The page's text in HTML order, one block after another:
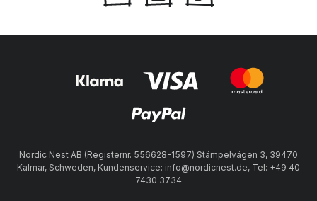
Nordic Nest AB (Registernr. 556628-1597) Stämpelvägen 3, 39470
Kalmar, Schweden, Kundenservice: info@nordicnest.de, Tel: +49 40
7430 3734